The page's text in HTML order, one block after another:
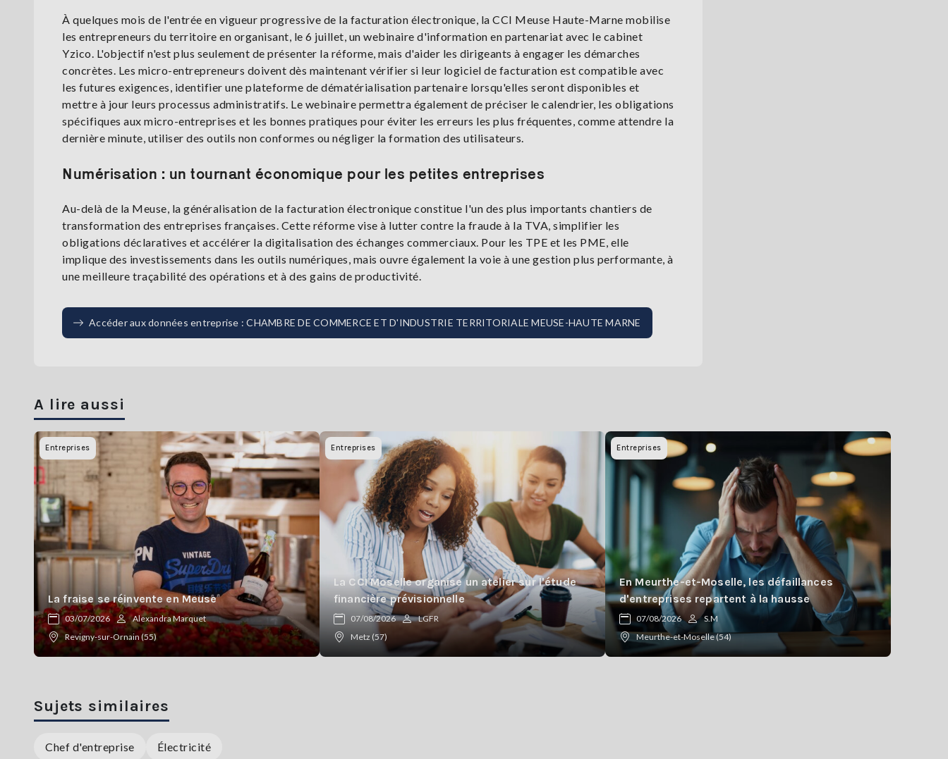
À quelques mois de l'entrée en vigueur progressive de la facturation électronique, la CCI Meuse Haute-Marne mobilise
les entrepreneurs du territoire en organisant, le 6 juillet, un webinaire d'information en partenariat avec le cabinet
Yzico. L'objectif n'est plus seulement de présenter la réforme, mais d'aider les dirigeants à engager les démarches
concrètes. Les micro-entrepreneurs doivent dès maintenant vérifier si leur logiciel de facturation est compatible avec
les futures exigences, identifier une plateforme de dématérialisation partenaire lorsqu'elles seront disponibles et
mettre à jour leurs processus administratifs. Le webinaire permettra également de préciser le calendrier, les obligations
spécifiques aux micro-entreprises et les bonnes pratiques pour éviter les erreurs les plus fréquentes, comme attendre la
dernière minute, utiliser des outils non conformes ou négliger la formation des utilisateurs.
Numérisation : un tournant économique pour les petites entreprises
Au-delà de la Meuse, la généralisation de la facturation électronique constitue l'un des plus importants chantiers de
transformation des entreprises françaises. Cette réforme vise à lutter contre la fraude à la TVA, simplifier les
obligations déclaratives et accélérer la digitalisation des échanges commerciaux. Pour les TPE et les PME, elle
implique des investissements dans les outils numériques, mais ouvre également la voie à une gestion plus performante, à
une meilleure traçabilité des opérations et à des gains de productivité.
Accéder aux données entreprise : CHAMBRE DE COMMERCE ET D'INDUSTRIE TERRITORIALE MEUSE-HAUTE MARNE
A lire aussi
Entreprises
La fraise se réinvente en Meuse
03/07/2026
Alexandra Marquet
Revigny-sur-Ornain (55)
Entreprises
La CCI Moselle organise un atelier sur l'étude
financière prévisionnelle
07/08/2026
LGFR
Metz (57)
Entreprises
En Meurthe-et-Moselle, les défaillances
d'entreprises repartent à la hausse
07/08/2026
S.M
Meurthe-et-Moselle (54)
Sujets similaires
Chef d'entreprise Électricité